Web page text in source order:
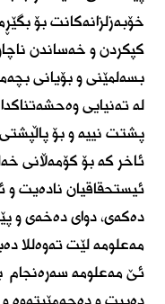
خۆبەزلزانەکانت بۆ
کپکردن و خەساندن
بسەلمێنی و بۆیانی
لە تەنیایی
پشتت نییە و بۆ
ئاخر کە بۆ کۆمەڵانی
ئیستحقاقیان نادەیت و
دەکەی، دوای دەخەی و
مەعلومە لێت تەوەللا
ئێ مەعلومە سەرەنجام